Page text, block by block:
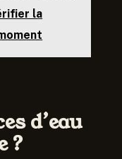
la
d’eau
?